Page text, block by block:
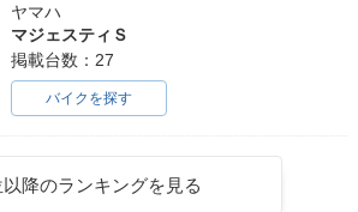
ヤマハ
マジェスティＳ
掲載台数：27
バイクを探す
以降のランキングを見る